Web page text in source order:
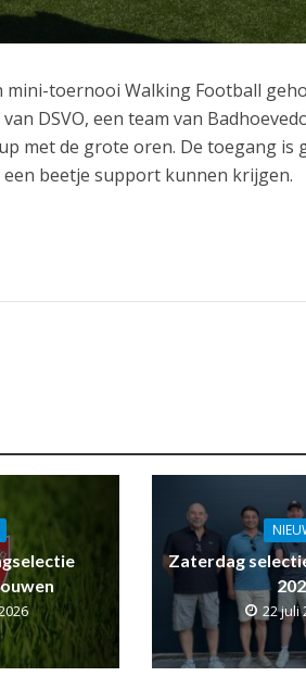
toernooi Walking Football
DSVO, een team van
met de grote oren. De toegang is
beetje support kunnen krijgen.
Zaterdag
22 juli